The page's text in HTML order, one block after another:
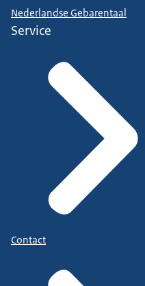
Nederlandse Gebarentaal
Service
Contact